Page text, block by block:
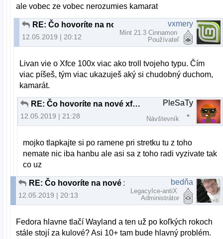
ale vobec ze vobec nerozumies kamarat
12.05.2019 | 20:12
vxmery
Mint 21.3 Cinnamon
Používateľ
Livan vie o Xfce 100x viac ako troll tvojeho typu. Čím
viac píšeš, tým viac ukazuješ aký si chudobný duchom,
kamarát.
RE: Čo hovoríte na nové xfce v xubuntu19.04
12.05.2019 | 21:28
PleSaTy
Návštevník
mojko tlapkajte si po ramene pri stretku tu z toho
nemate nic iba hanbu ale asi sa z toho radi vyzivate tak
co uz
12.05.2019 | 20:13
bedňa
LegacyIce-antiX
Administrátor
Fedora hlavne tlačí Wayland a ten už po koľkých rokoch
stále stojí za kulové? Asi 10+ tam bude hlavný problém.